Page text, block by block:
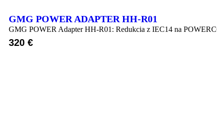
GMG POWER ADAPTER HH-R01
GMG POWER Adapter HH-R01: Redukcia z IEC14 na
320 €